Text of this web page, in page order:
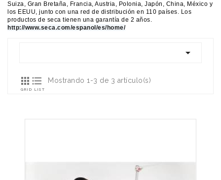
Suiza, Gran Bretaña, Francia, Austria, Polonia, Japón, China, México y
los EEUU, junto con una red de distribución en 110 países. Los
productos de seca tienen una garantía de 2 años.
http://www.seca.com/espanol/es/home/


GRID

LIST
Mostrando 1-3 de 3 artículo(s)